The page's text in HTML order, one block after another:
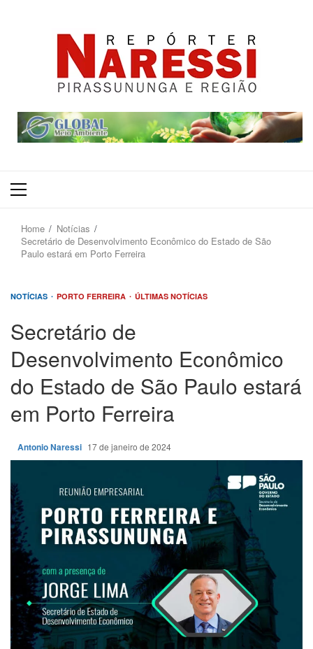
Primary
Home
Notícias
Secretário de Desenvolvimento Econômico do Estado de São
Paulo estará em Porto Ferreira
NOTÍCIAS PORTO FERREIRA ÚLTIMAS NOTÍCIAS
Secretário de
Desenvolvimento Econômico
do Estado de São Paulo estará
em Porto Ferreira
Antonio Naressi 17 de janeiro de 2024